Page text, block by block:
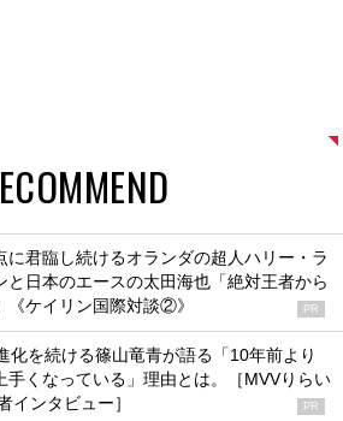
に君臨し続けるオランダの超人ハリー・ラ
と日本のエースの太田海也「絶対王者から
《ケイリン国際対談②》
PR
化を続ける篠山竜青が語る「10年前より
手くなっている」理由とは。［MVVりらい
インタビュー］
PR